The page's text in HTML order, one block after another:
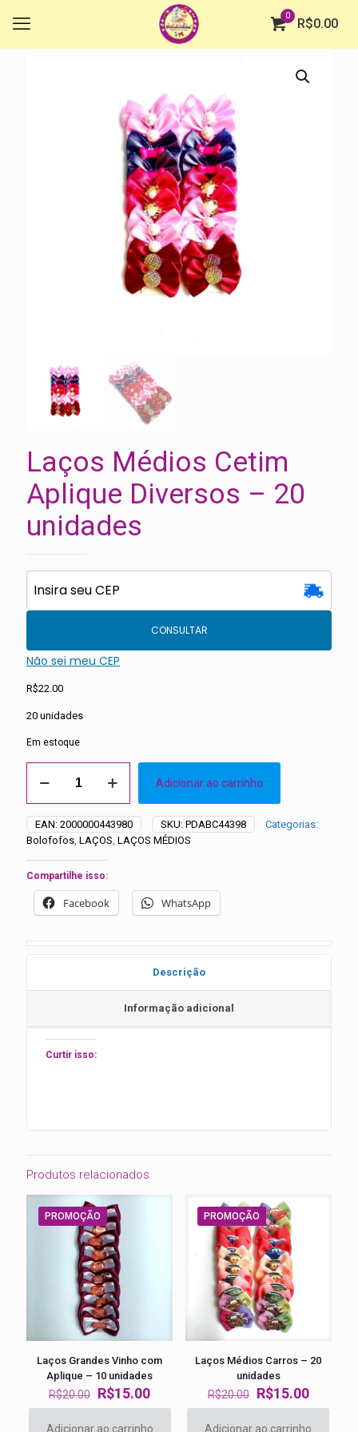
0
R$0.00
Laços Médios Cetim
Aplique Diversos – 20
unidades
CONSULTAR
Não sei meu CEP
R$22.00
20 unidades
Em estoque
Médios
Aplique
Diversos
-
20
unidades
quantidade
Adicionar ao carrinho
EAN: 2000000443980 SKU: PDABC44398
Categorias:
Bolofofos LAÇOS LAÇOS MÉDIOS
Compartilhe isso:
Facebook WhatsApp
Descrição
Informação adicional
Curtir isso:
Produtos relacionados
PROMOÇÃO
Laços Grandes Vinho com
Aplique – 10 unidades
R$20.00 O
preço
original
R$15.00O
preço
atual
Adicionar ao carrinho
PROMOÇÃO
Laços Médios Carros – 20
unidades
R$20.00 O
preço
original
R$15.00O
preço
atual
Adicionar ao carrinho